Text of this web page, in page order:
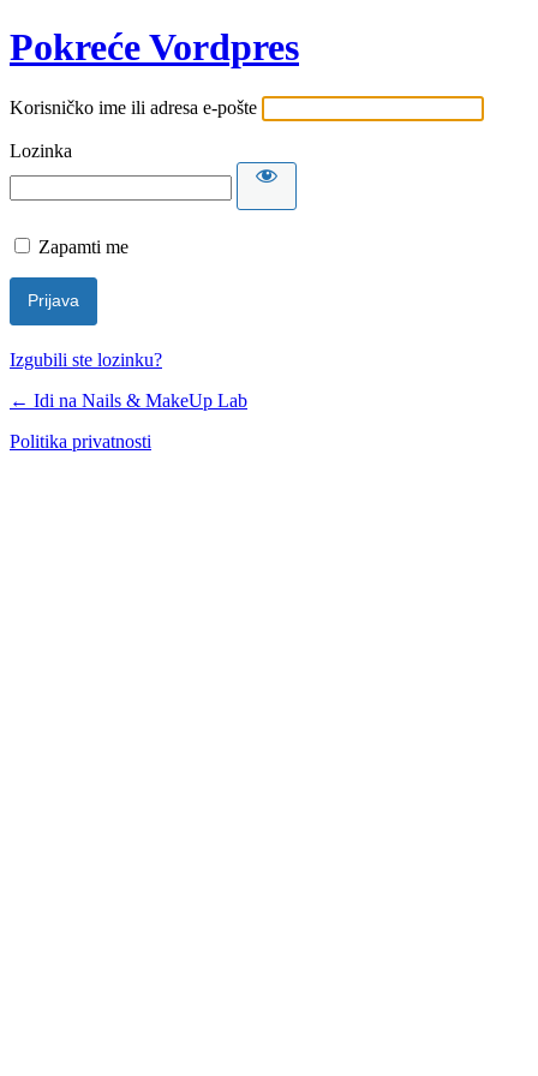
Pokreće Vordpres
Korisničko ime ili adresa e-pošte
Lozinka
Zapamti me
Izgubili ste lozinku?
← Idi na Nails & MakeUp Lab
Politika privatnosti